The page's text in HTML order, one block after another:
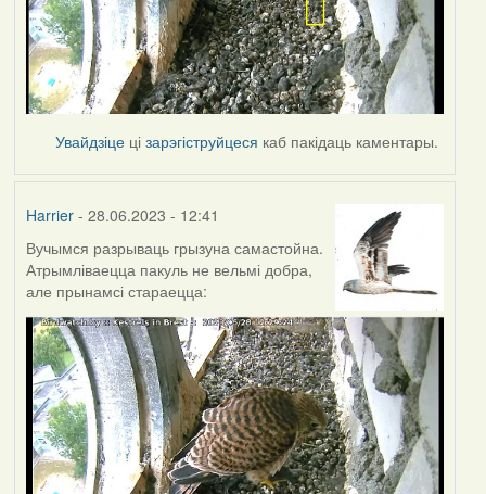
Увайдзіце цізарэгіструйцеся каб пакідаць каментары.
Harrier- 28.06.2023 - 12:41
Вучымся разрываць грызуна самастойна.
Атрымліваецца пакуль не вельмі добра,
але прынамсі стараецца: